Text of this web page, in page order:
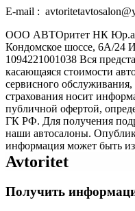
E-mail :
ООО АВТОритет НК
Кондомское шоссе, 6А/
1094221001038 Вся
касающаяся стоимости
сервисного
страхования носит
публичной офертой,
ГК РФ. Для получения
наши автосалоны.
информация может быть
Avtoritet
Получить